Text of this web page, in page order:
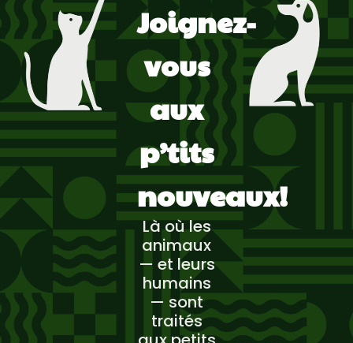
Joignez-
vous
aux
p’tits
nouveaux!
Là où les
animaux
— et leurs
humains
— sont
traités